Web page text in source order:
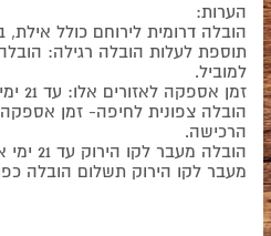
הערות:
הובלה דרומית לירוחם כולל
תוספת לעלות הובלה רגילה:
למוביל.
זמן אספקה לאזורים אלו: עד 21 ימי עסקים ממועד הרכישה.
הרכישה.
הובלה
מעבר לקו הירוק תשלום הובלה